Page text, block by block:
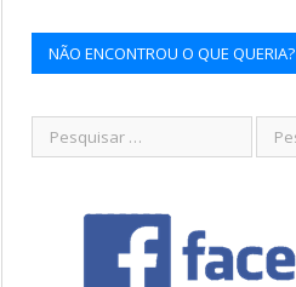
NÃO ENCONTROU O QUE QUERIA?